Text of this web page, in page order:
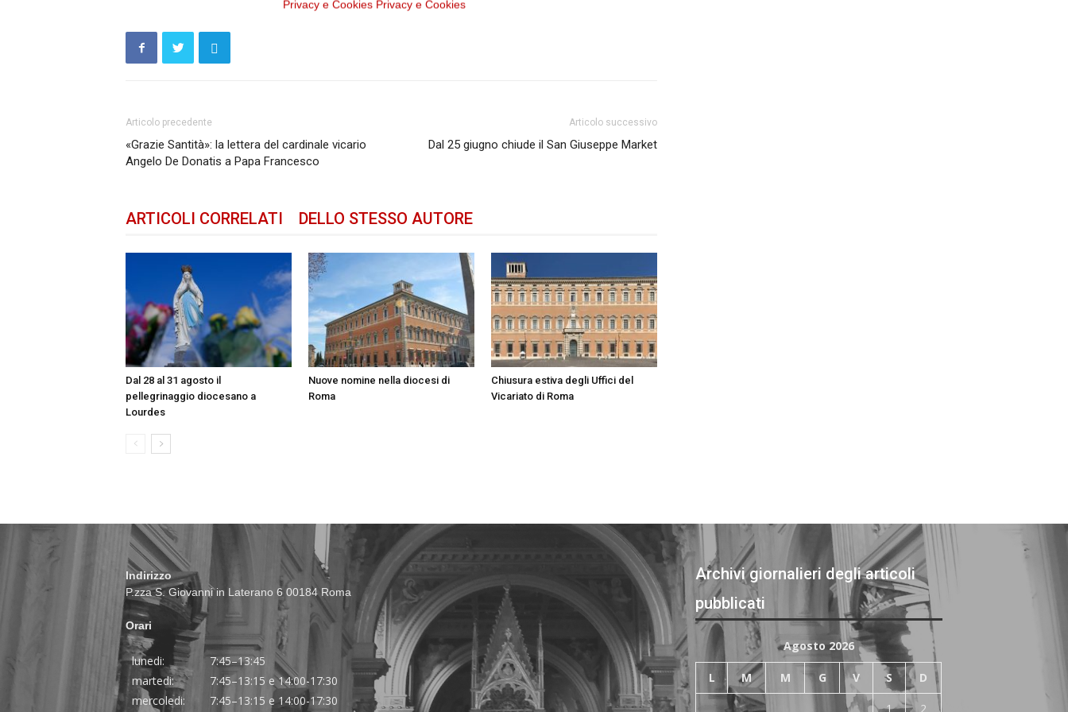
Privacy e Cookies Privacy e Cookies
Articolo precedente
«Grazie Santità»: la lettera del cardinale vicario
Angelo De Donatis a Papa Francesco
Articolo successivo
Dal 25 giugno chiude il San Giuseppe Market
ARTICOLI CORRELATI DELLO STESSO AUTORE
Dal 28 al 31 agosto il
pellegrinaggio diocesano a
Lourdes
Nuove nomine nella diocesi di
Roma
Chiusura estiva degli Uffici del
Vicariato di Roma
Indirizzo
P.zza S. Giovanni in Laterano 6 00184 Roma
Orari
lunedi:
7:45–13:45
martedi:
7:45–13:15 e 14:00-17:30
mercoledi:
7:45–13:15 e 14:00-17:30
Archivi giornalieri degli articoli
pubblicati
Agosto 2026
L M M G V S D
1 2